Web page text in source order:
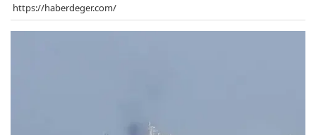
https://haberdeger.com/